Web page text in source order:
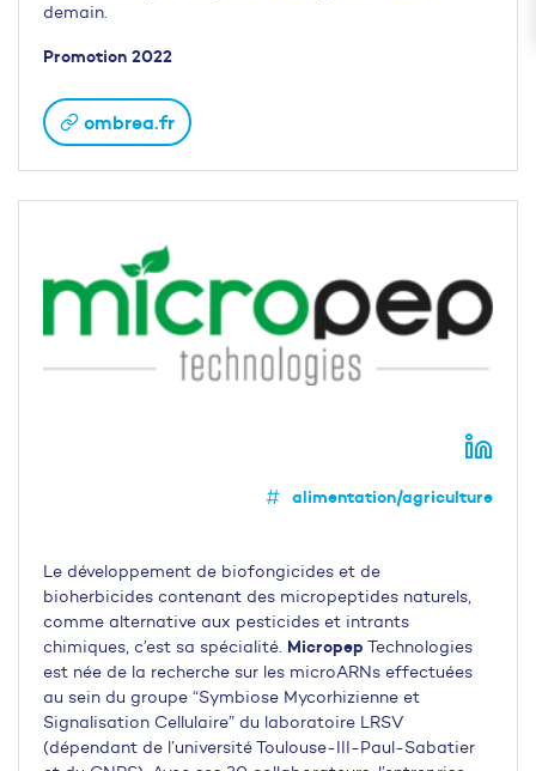
demain.
Promotion 2022
ombrea.fr
alimentation/agriculture
Le développement de biofongicides et de
bioherbicides contenant des micropeptides naturels,
comme alternative aux pesticides et intrants
chimiques, c’est sa spécialité. Micropep Technologies
est née de la recherche sur les microARNs effectuées
au sein du groupe “Symbiose Mycorhizienne et
Signalisation Cellulaire” du laboratoire LRSV
(dépendant de l’université Toulouse-III-Paul-Sabatier